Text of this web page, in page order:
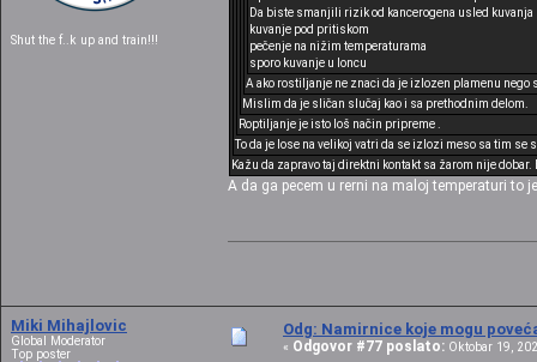
Shut the f..k up and train!!!
Da biste smanjili rizik od kancerogena usled
kuvanje pod pritiskom
pečenje na nižim temperaturama
sporo kuvanje u loncu
A ako rostiljanje ne znaci da je izlozen plamenu nego
Mislim da je sličan slučaj kao i sa prethodnim delom.
Roptiljanje je isto loš način pripreme .
To da je lose na velikoj vatri da se izlozi meso sa tim se
Kažu da zapravo taj direktni kontakt sa žarom nije
A da ga pecem u rerni na maloj temperaturi to
Miki Mihajlovic
Global Moderator
Top poster
Odg: Namirnice koje mogu
« Odgovor #77 poslato: Oktobar 19,